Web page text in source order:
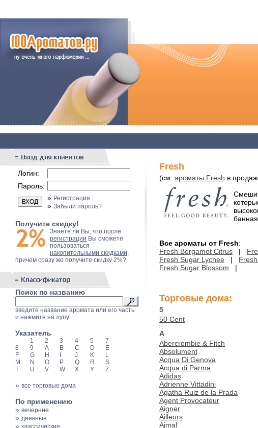
Логин:
Пароль:
» Регистрация
» Забыли пароль?
Получите скидку!
Знаете ли Вы, что после
регистрации Вы сможете
пользоваться
накопительными скидками,
причем сразу же получите скидку 2%?
Поиск по названию
введите название аромата или его часть
и нажмите на лупу
Указатель
1 2 3 4 5
7
8
9 A B C D
E
F
G H J K
L
M
N O P Q R
S
T
U V W X Y Z
» все торговые дома
По применению
» вечерние
» дневные
» классические
Fresh
(см. ароматы Fresh в
Все ароматы от Fresh:
Fresh Bergamot Citrus |
Fresh Sugar Lychee |
Fresh Sugar Blossom |
Торговые дома:
5
50 Cent
A
Abercrombie & Fitch
Absolument
Acqua Di Genova
Acqua di Parma
Adidas
Adrienne Vittadini
Agatha Ruiz de la Prada
Agent Provocateur
Aigner
Ailleurs
Ajmal